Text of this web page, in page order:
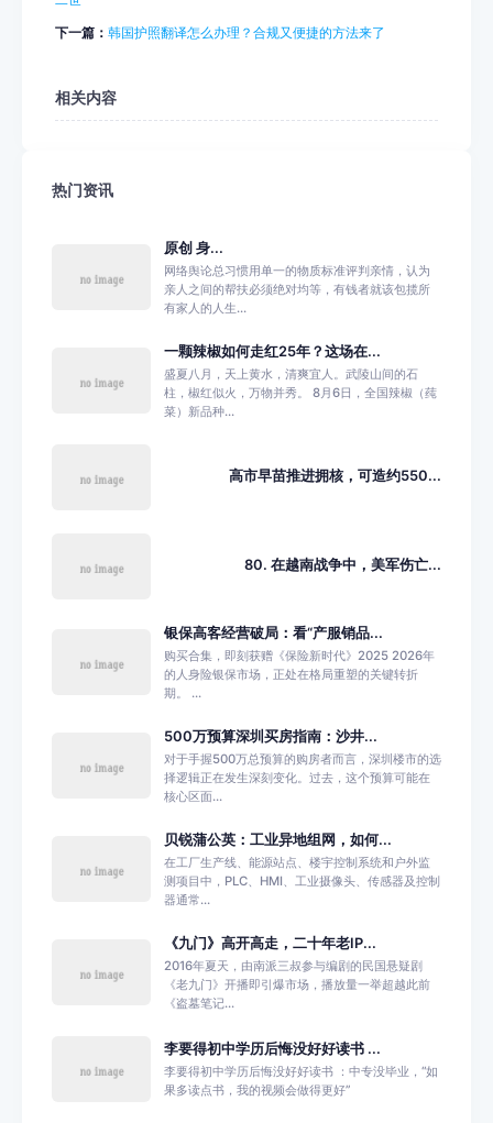
下一篇： 韩国护照翻译怎么办理？合规又便捷的方法来了
相关内容
热门资讯
原创 身...
网络舆论总习惯用单一的物质标准评判亲情，认为
亲人之间的帮扶必须绝对均等，有钱者就该包揽所
有家人的人生...
一颗辣椒如何走红25年？这场在...
盛夏八月，天上黄水，清爽宜人。武陵山间的石
柱，椒红似火，万物并秀。 8月6日，全国辣椒（莼
菜）新品种...
高市早苗推进拥核，可造约550...
80. 在越南战争中，美军伤亡...
银保高客经营破局：看“产服销品...
购买合集，即刻获赠《保险新时代》2025 2026年
的人身险银保市场，正处在格局重塑的关键转折
期。 ...
500万预算深圳买房指南：沙井...
对于手握500万总预算的购房者而言，深圳楼市的选
择逻辑正在发生深刻变化。过去，这个预算可能在
核心区面...
贝锐蒲公英：工业异地组网，如何...
在工厂生产线、能源站点、楼宇控制系统和户外监
测项目中，PLC、HMI、工业摄像头、传感器及控制
器通常...
《九门》高开高走，二十年老IP...
2016年夏天，由南派三叔参与编剧的民国悬疑剧
《老九门》开播即引爆市场，播放量一举超越此前
《盗墓笔记...
李要得初中学历后悔没好好读书 ...
李要得初中学历后悔没好好读书 ：中专没毕业，“如
果多读点书，我的视频会做得更好”